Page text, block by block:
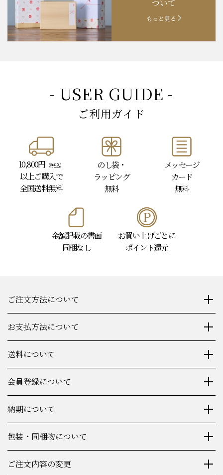
ついて
もっと見る
- USER GUIDE -
ご利用ガイド
10,800円 （税込）
以上ご購入で
全国送料無料
のし袋・
ラッピング
無料
メッセージ
カード
無料
金額記載の書面
同梱なし
お買い上げごとに
ポイント還元
ご注文方法について
お支払方法について
送料について
会員登録について
納期について
包装・同梱物について
ご注文内容の変更